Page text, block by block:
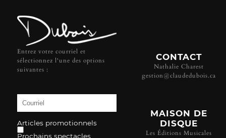
Entrez votre courriel et
sélectionnez l'une des options
suivantes :
Prochains spectacles
Articles promotionnels
CONTACT
Nathalie Charest
gestion@claudedubois.ca
MAISON DE
DISQUE
Les Éditions Musicales